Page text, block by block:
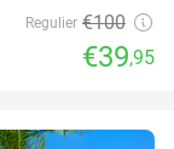
Regulier €100
€39,95